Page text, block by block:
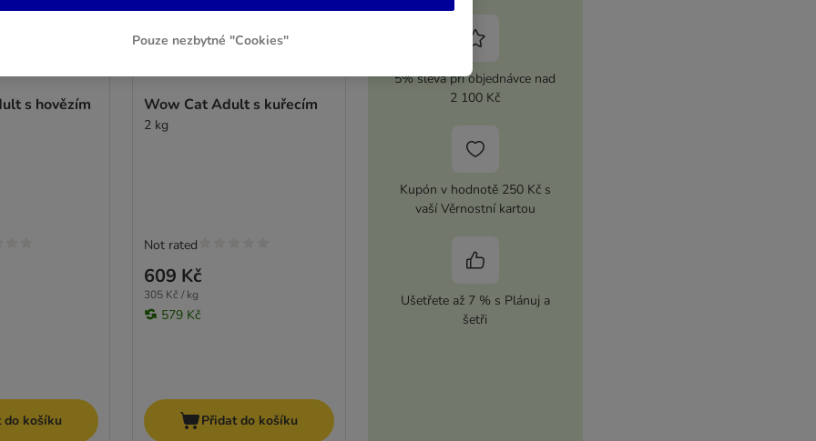
s hovězím
do košíku
Wow Cat Adult s kuřecím
2 kg
609 Kč
305 Kč / kg
579 Kč
Not rated
Přidat do košíku
5% sleva při objednávce nad
2 100 Kč
Kupón v hodnotě 250 Kč s
vaší Věrnostní kartou
Ušetřete až 7 % s Plánuj a
šetři
Pouze nezbytné "Cookies"